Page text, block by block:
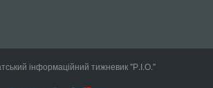
інформаційний тижневик "Р.І.О."